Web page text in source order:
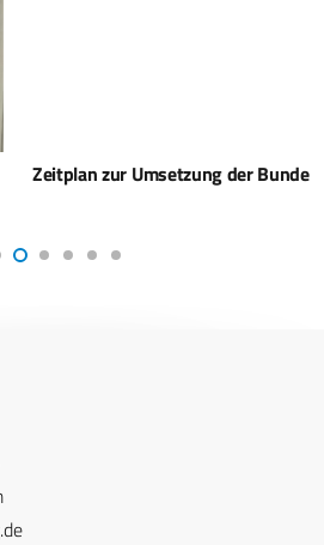
der Bundeswehrreform steht